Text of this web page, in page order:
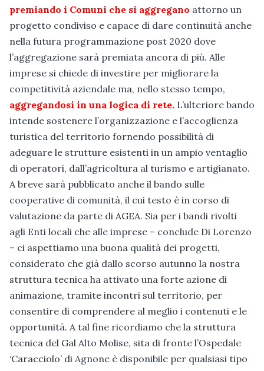
premiando i Comuni che si aggregano attorno un
progetto condiviso e capace di dare continuità anche
nella futura programmazione post 2020 dove
l’aggregazione sarà premiata ancora di più. Alle
imprese si chiede di investire per migliorare la
competitività aziendale ma, nello stesso tempo,
aggregandosi in una logica di rete. L’ulteriore bando
intende sostenere l’organizzazione e l’accoglienza
turistica del territorio fornendo possibilità di
adeguare le strutture esistenti in un ampio ventaglio
di operatori, dall’agricoltura al turismo e artigianato.
A breve sarà pubblicato anche il bando sulle
cooperative di comunità, il cui testo è in corso di
valutazione da parte di AGEA. Sia per i bandi rivolti
agli Enti locali che alle imprese – conclude Di Lorenzo
– ci aspettiamo una buona qualità dei progetti,
considerato che già dallo scorso autunno la nostra
struttura tecnica ha attivato una forte azione di
animazione, tramite incontri sul territorio, per
consentire di comprendere al meglio i contenuti e le
opportunità. A tal fine ricordiamo che la struttura
tecnica del Gal Alto Molise, sita di fronte l’Ospedale
‘Caracciolo’ di Agnone è disponibile per qualsiasi tipo